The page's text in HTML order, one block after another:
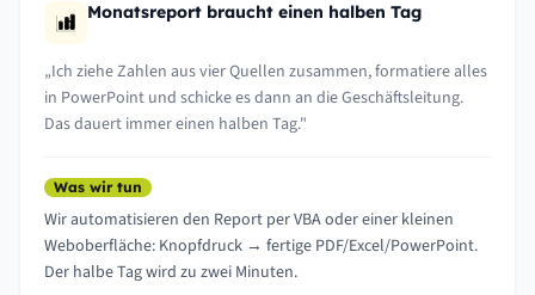
Monatsreport braucht einen halben Tag
„Ich ziehe Zahlen aus vier Quellen zusammen, formatiere alles
in PowerPoint und schicke es dann an die Geschäftsleitung.
Das dauert immer einen halben Tag."
Was wir tun
Wir automatisieren den Report per VBA oder einer kleinen
Weboberfläche: Knopfdruck → fertige PDF/Excel/PowerPoint.
Der halbe Tag wird zu zwei Minuten.